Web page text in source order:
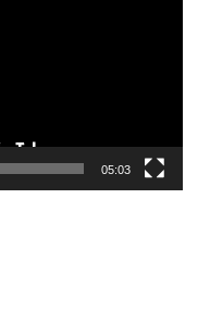
05:03